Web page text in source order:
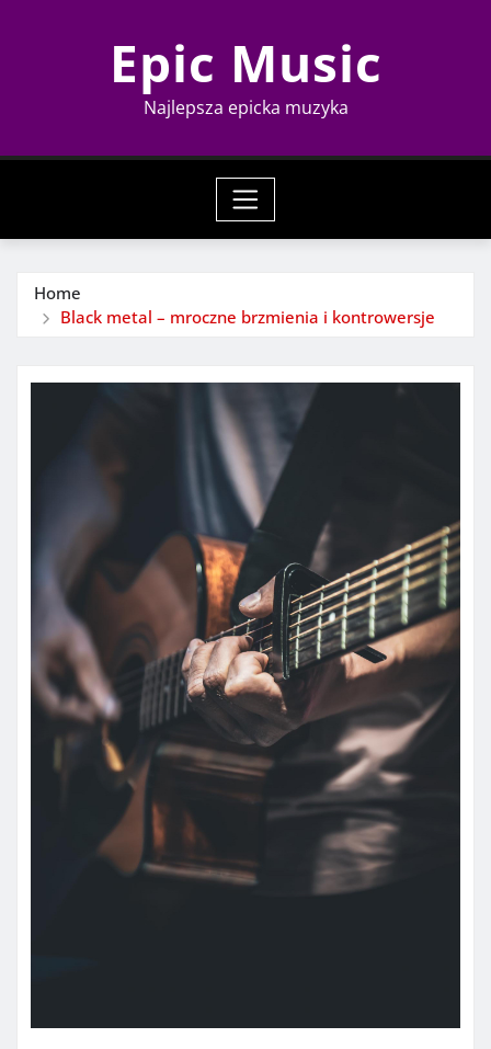
Epic Music
Najlepsza epicka muzyka
Home
Black metal – mroczne brzmienia i kontrowersje